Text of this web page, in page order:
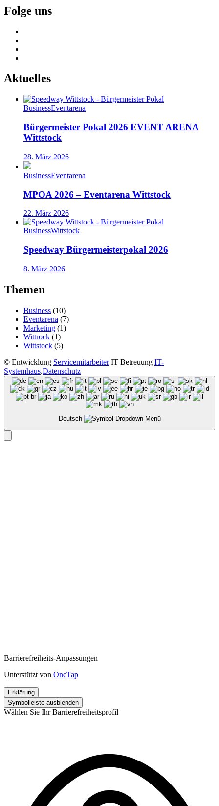
Folge uns
Aktuelles
BusinessEventarena
Bürgermeister Pokal 2026 EVENT ARENA
Wittstock
28. März 2026
BusinessEventarena
MPOA 2026 – Eventarena Wittstock
22. März 2026
BusinessWittstock
Speedway Bürgermeisterpokal 2026
8. März 2026
Themen
Business (10)
Eventarena (7)
Marketing (1)
Wittrock (1)
Wittstock (5)
© Entwicklung ServicemitarbeiterIT Betreuung IT-
Systemhaus.Datenschutz
Deutsch
Barrierefreiheits-Anpassungen
Unterstützt von OneTap
Erklärung
Symbolleiste ausblenden
Wählen Sie Ihr Barrierefreiheitsprofil